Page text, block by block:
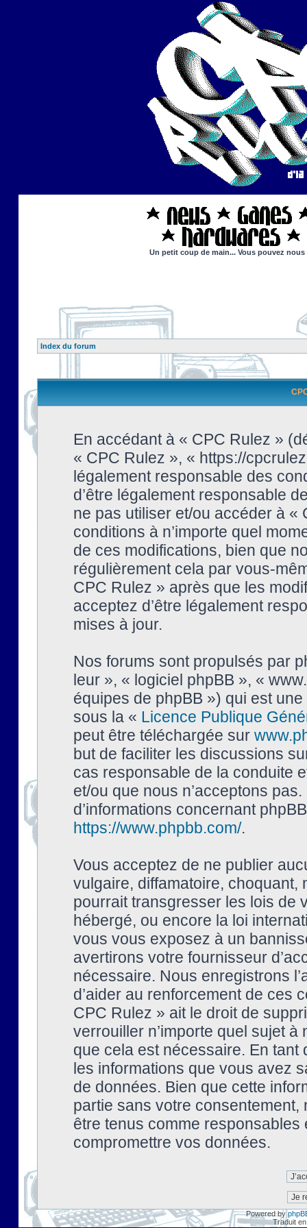
Un petit coup de main... Vous pouvez
Index du forum
En accédant à « CPC Rulez »
« CPC Rulez », « https://
légalement responsable des
d’être légalement responsable
ne pas utiliser et/ou accéder à
conditions à n’importe quel
de ces modifications, bien que
régulièrement cela par vous-
CPC Rulez » après que les
acceptez d’être légalement
mises à jour.
Nos forums sont propulsés par
leur », « logiciel phpBB », «
équipes de phpBB ») qui est
sous la « Licence Publique
peut être téléchargée sur
but de faciliter les discussions
cas responsable de la conduite
et/ou que nous n’acceptons
d’informations concernant
https://www.phpbb.com/.
Vous acceptez de ne publier
vulgaire, diffamatoire, choquant,
pourrait transgresser les lois de
hébergé, ou encore la loi
vous vous exposez à un
avertirons votre fournisseur
nécessaire. Nous enregistrons
d’aider au renforcement de ces
CPC Rulez » ait le droit de
verrouiller n’importe quel sujet à
que cela est nécessaire. En tant
les informations que vous avez
de données. Bien que cette
partie sans votre
être tenus comme
compromettre vos données.
Powered by
Traduit